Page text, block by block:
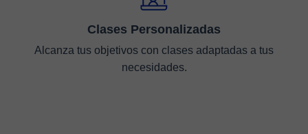
Clases Personalizadas
Alcanza tus objetivos con clases adaptadas a tus
necesidades.